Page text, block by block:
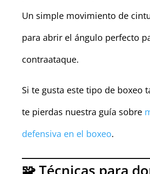
Un simple movimiento de
para abrir el ángulo perfecto
contraataque.
Si te gusta este tipo de boxeo
te pierdas nuestra guía sobre
defensiva en el boxeo.
🧩 Técnicas para